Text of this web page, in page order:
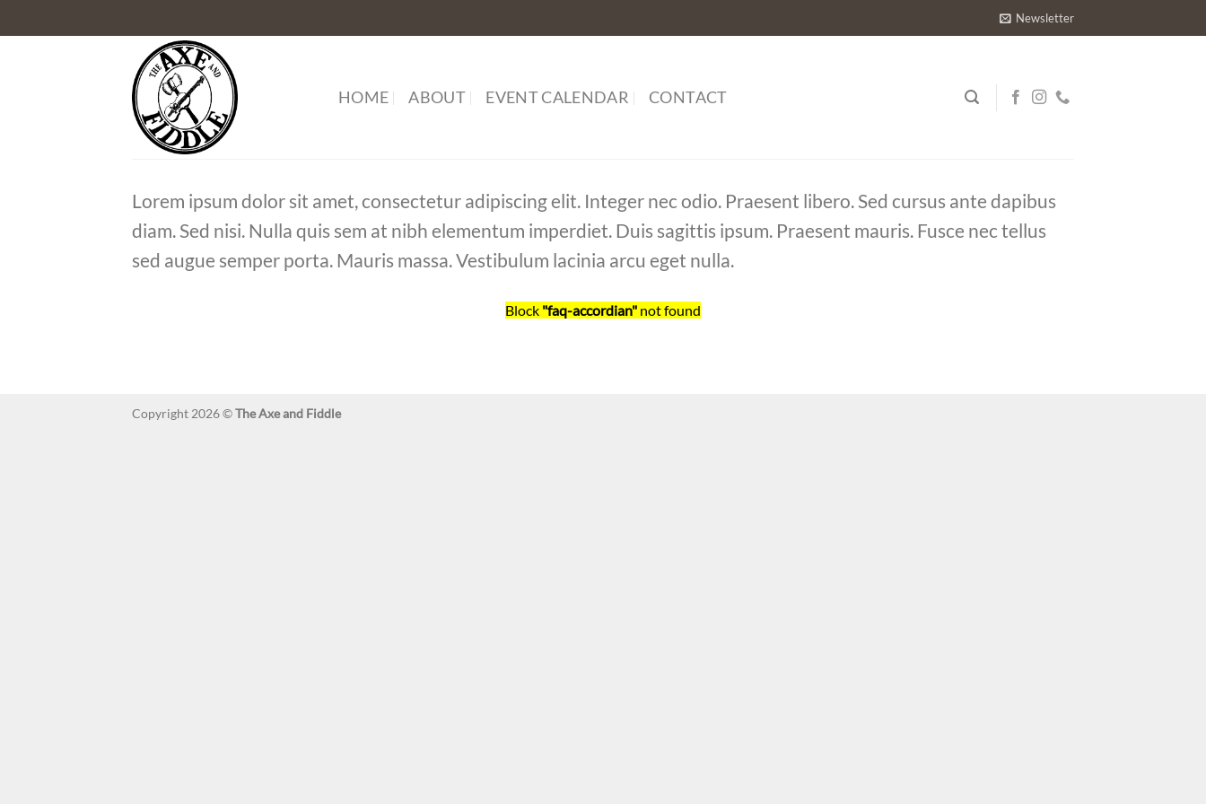
to
Newsletter
HOME ABOUT EVENT CALENDAR CONTACT
Lorem ipsum dolor sit amet, consectetur adipiscing elit. Integer nec odio. Praesent libero. Sed cursus ante dapibus
diam. Sed nisi. Nulla quis sem at nibh elementum imperdiet. Duis sagittis ipsum. Praesent mauris. Fusce nec tellus
sed augue semper porta. Mauris massa. Vestibulum lacinia arcu eget nulla.
Block "faq-accordian" not found
Copyright 2026 ©The Axe and Fiddle